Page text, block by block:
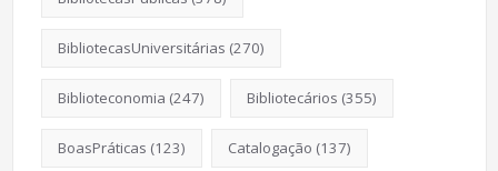
BibliotecasUniversitárias (270)
Biblioteconomia (247) Bibliotecários (355)
BoasPráticas (123) Catalogação (137)